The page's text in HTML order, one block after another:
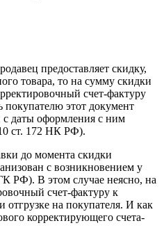
предоставляет скидку,
товара, то на сумму скидки
счет-фактуру
этот документ
даты оформления с ним
ст. 172 НК РФ).
до момента скидки
с возникновением у
РФ). В этом случае неясно, на
счет-фактуру к
на покупателя. И как
корректирующего счета-